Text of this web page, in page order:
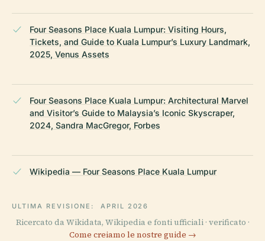
Four Seasons Place Kuala Lumpur: Visiting Hours,
Tickets, and Guide to Kuala Lumpur’s Luxury Landmark,
2025, Venus Assets
Four Seasons Place Kuala Lumpur: Architectural Marvel
and Visitor’s Guide to Malaysia’s Iconic Skyscraper,
2024, Sandra MacGregor, Forbes
Wikipedia — Four Seasons Place Kuala Lumpur
ULTIMA REVISIONE: APRIL 2026
Ricercato da Wikidata, Wikipedia e fonti ufficiali · verificato ·
Come creiamo le nostre guide →